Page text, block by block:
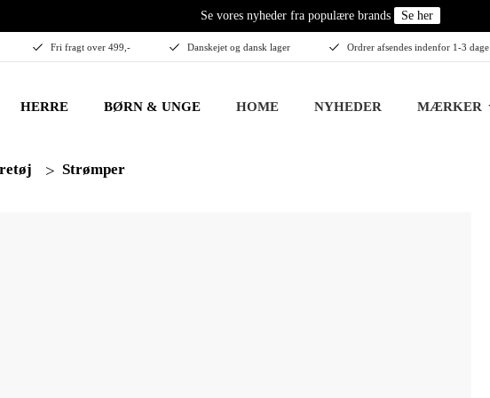
Se vores nyheder fra populære brands Se her
Fri fragt over 499,- Danskejet og dansk lager Ordrer afsendes indenfor 1-3 dage
HERRE BØRN & UNGE HOME NYHEDER MÆRKER
Strømper